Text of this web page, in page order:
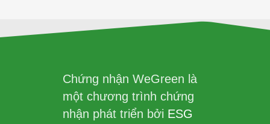
Chứng nhận WeGreen là
một chương trình chứng
nhận phát triển bởi ESG